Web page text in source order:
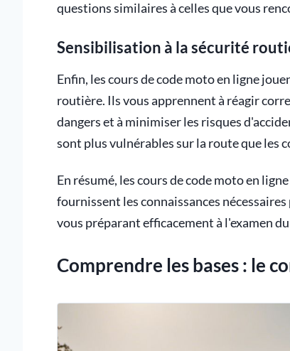
questions similaires à celles que vous
Sensibilisation à la sécurité
Enfin, les cours de code moto en ligne
routière. Ils vous apprennent à réagir
dangers et à minimiser les risques
sont plus vulnérables sur la route que les
En résumé, les cours de code moto en
fournissent les connaissances
vous préparant efficacement à l'examen
Comprendre les bases : le